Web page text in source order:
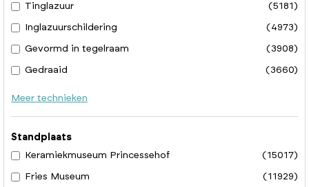
Tinglazuur (5181)
Inglazuurschildering (4973)
Gevormd in tegelraam (3908)
Gedraaid (3660)
Meer technieken
Standplaats
Keramiekmuseum Princessehof
(15017)
Fries Museum (11929)